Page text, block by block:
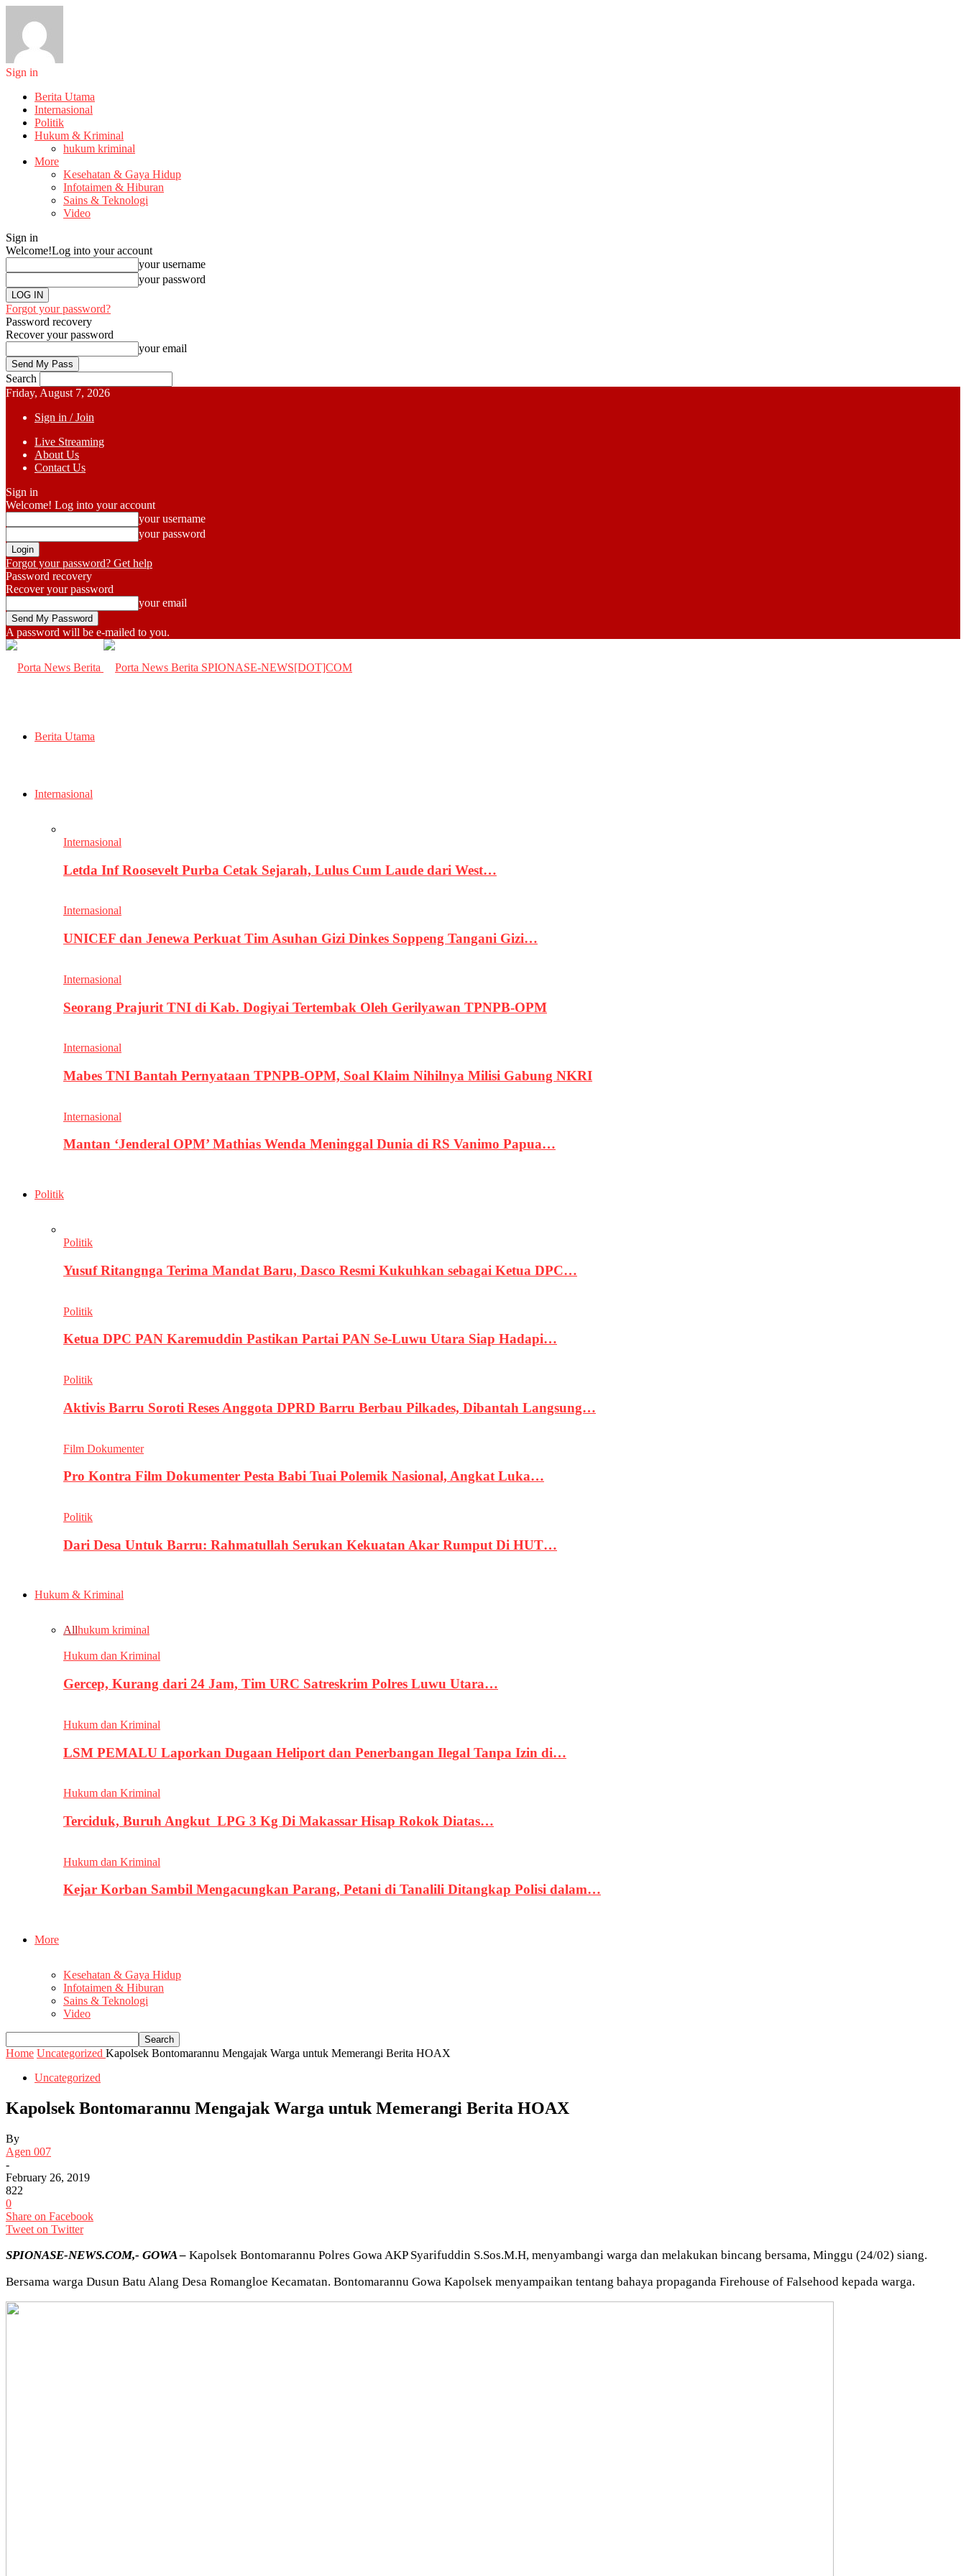
Sign in
Berita Utama
Internasional
Politik
Hukum & Kriminal
hukum kriminal
More
Kesehatan & Gaya Hidup
Infotaimen & Hiburan
Sains & Teknologi
Video
Sign in
Welcome!Log into your account
your username
your password
Forgot your password?
Password recovery
Recover your password
your email
Search
Friday, August 7, 2026
Sign in / Join
Live Streaming
About Us
Contact Us
Sign in
Welcome! Log into your account
your username
your password
Forgot your password? Get help
Password recovery
Recover your password
your email
A password will be e-mailed to you.
SPIONASE-NEWS[DOT]COM
Berita Utama
Internasional
Internasional
Letda Inf Roosevelt Purba Cetak Sejarah, Lulus Cum Laude dari West…
Internasional
UNICEF dan Jenewa Perkuat Tim Asuhan Gizi Dinkes Soppeng Tangani Gizi…
Internasional
Seorang Prajurit TNI di Kab. Dogiyai Tertembak Oleh Gerilyawan TPNPB-OPM
Internasional
Mabes TNI Bantah Pernyataan TPNPB-OPM, Soal Klaim Nihilnya Milisi Gabung NKRI
Internasional
Mantan ‘Jenderal OPM’ Mathias Wenda Meninggal Dunia di RS Vanimo Papua…
Politik
Politik
Yusuf Ritangnga Terima Mandat Baru, Dasco Resmi Kukuhkan sebagai Ketua DPC…
Politik
Ketua DPC PAN Karemuddin Pastikan Partai PAN Se-Luwu Utara Siap Hadapi…
Politik
Aktivis Barru Soroti Reses Anggota DPRD Barru Berbau Pilkades, Dibantah Langsung…
Film Dokumenter
Pro Kontra Film Dokumenter Pesta Babi Tuai Polemik Nasional, Angkat Luka…
Politik
Dari Desa Untuk Barru: Rahmatullah Serukan Kekuatan Akar Rumput Di HUT…
Hukum & Kriminal
Allhukum kriminal
Hukum dan Kriminal
Gercep, Kurang dari 24 Jam, Tim URC Satreskrim Polres Luwu Utara…
Hukum dan Kriminal
LSM PEMALU Laporkan Dugaan Heliport dan Penerbangan Ilegal Tanpa Izin di…
Hukum dan Kriminal
Terciduk, Buruh Angkut LPG 3 Kg Di Makassar Hisap Rokok Diatas…
Hukum dan Kriminal
Kejar Korban Sambil Mengacungkan Parang, Petani di Tanalili Ditangkap Polisi dalam…
More
Kesehatan & Gaya Hidup
Infotaimen & Hiburan
Sains & Teknologi
Video
Home Uncategorized Kapolsek Bontomarannu Mengajak Warga untuk Memerangi Berita HOAX
Uncategorized
Kapolsek Bontomarannu Mengajak Warga untuk Memerangi Berita HOAX
By
Agen 007
-
February 26, 2019
822
0
Share on Facebook
Tweet on Twitter
SPIONASE-NEWS.COM,- GOWA – Kapolsek Bontomarannu Polres Gowa AKP Syarifuddin S.Sos.M.H, menyambangi warga dan melakukan bincang bersama, Minggu (24/02) siang.
Bersama warga Dusun Batu Alang Desa Romangloe Kecamatan. Bontomarannu Gowa Kapolsek menyampaikan tentang bahaya propaganda Firehouse of Falsehood kepada warga.